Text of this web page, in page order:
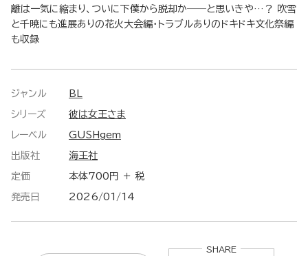
離は一気に縮まり、ついに下僕から脱却か――と思いきや…？ 吹雪
と千暁にも進展ありの花火大会編・トラブルありのドキドキ文化祭編
も収録
ジャンル BL
シリーズ 彼は女王さま
レーベル GUSHgem
出版社 海王社
定価 本体700円 ＋ 税
発売日 2026/01/14
SHARE